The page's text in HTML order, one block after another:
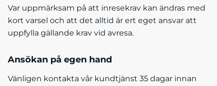
Var uppmärksam på att inresekrav kan ändras med
kort varsel och att det alltid är ert eget ansvar att
uppfylla gällande krav vid avresa.
Ansökan på egen hand
Vänligen kontakta vår kundtjänst 35 dagar innan